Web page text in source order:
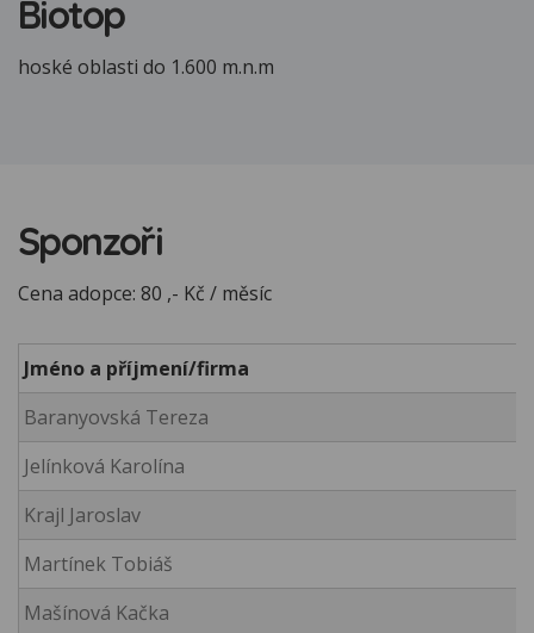
Biotop
hoské oblasti do 1.600 m.n.m
Sponzoři
Cena adopce: 80 ,- Kč / měsíc
Jméno a příjmení/firma
Baranyovská Tereza
Jelínková Karolína
Krajl Jaroslav
Martínek Tobiáš
Mašínová Kačka